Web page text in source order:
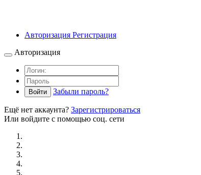
Авторизация Регистрация
Авторизация
Войти Забыли пароль?
Ещё нет аккаунта? Зарегистрироваться
Или войдите с помощью соц. сети